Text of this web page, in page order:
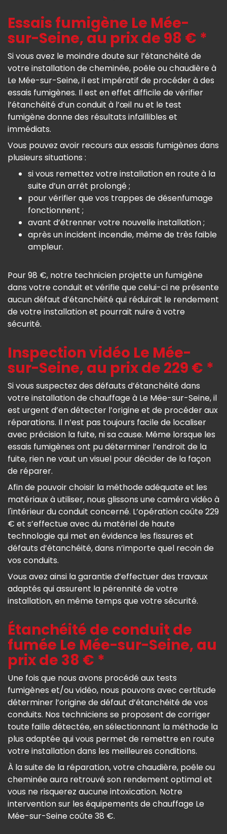
Essais fumigène Le Mée-
sur-Seine, au prix de 98 € *
Si vous avez le moindre doute sur l’étanchéité de
votre installation de cheminée, poêle ou chaudière à
Le Mée-sur-Seine, il est impératif de procéder à des
essais fumigènes. Il est en effet difficile de vérifier
l’étanchéité d’un conduit à l’œil nu et le test
fumigène donne des résultats infaillibles et
immédiats.
Vous pouvez avoir recours aux essais fumigènes dans
plusieurs situations :
si vous remettez votre installation en route à la
suite d’un arrêt prolongé ;
pour vérifier que vos trappes de désenfumage
fonctionnent ;
avant d’étrenner votre nouvelle installation ;
après un incident incendie, même de très faible
ampleur.
Pour 98 €, notre technicien projette un fumigène
dans votre conduit et vérifie que celui-ci ne présente
aucun défaut d’étanchéité qui réduirait le rendement
de votre installation et pourrait nuire à votre
sécurité.
Inspection vidéo Le Mée-
sur-Seine, au prix de 229 € *
Si vous suspectez des défauts d’étanchéité dans
votre installation de chauffage à Le Mée-sur-Seine, il
est urgent d’en détecter l’origine et de procéder aux
réparations. Il n’est pas toujours facile de localiser
avec précision la fuite, ni sa cause. Même lorsque les
essais fumigènes ont pu déterminer l’endroit de la
fuite, rien ne vaut un visuel pour décider de la façon
de réparer.
Afin de pouvoir choisir la méthode adéquate et les
matériaux à utiliser, nous glissons une caméra vidéo à
l'intérieur du conduit concerné. L’opération coûte 229
€ et s’effectue avec du matériel de haute
technologie qui met en évidence les fissures et
défauts d’étanchéité, dans n’importe quel recoin de
vos conduits.
Vous avez ainsi la garantie d’effectuer des travaux
adaptés qui assurent la pérennité de votre
installation, en même temps que votre sécurité.
Étanchéité de conduit de
fumée Le Mée-sur-Seine, au
prix de 38 € *
Une fois que nous avons procédé aux tests
fumigènes et/ou vidéo, nous pouvons avec certitude
déterminer l’origine de défaut d’étanchéité de vos
conduits. Nos techniciens se proposent de corriger
toute faille détectée, en sélectionnant la méthode la
plus adaptée qui vous permet de remettre en route
votre installation dans les meilleures conditions.
À la suite de la réparation, votre chaudière, poêle ou
cheminée aura retrouvé son rendement optimal et
vous ne risquerez aucune intoxication. Notre
intervention sur les équipements de chauffage Le
Mée-sur-Seine coûte 38 €.